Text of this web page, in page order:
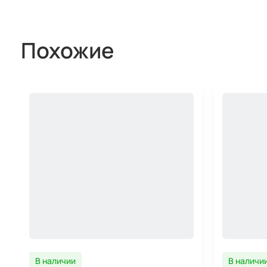
Похожие
В наличии
В